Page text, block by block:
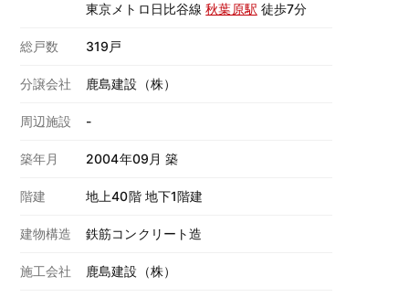
東京メトロ日比谷線秋葉原駅 徒歩7分
総戸数 319戸
分譲会社 鹿島建設（株）
周辺施設 -
築年月 2004年09月 築
階建 地上40階 地下1階建
建物構造 鉄筋コンクリート造
施工会社 鹿島建設（株）